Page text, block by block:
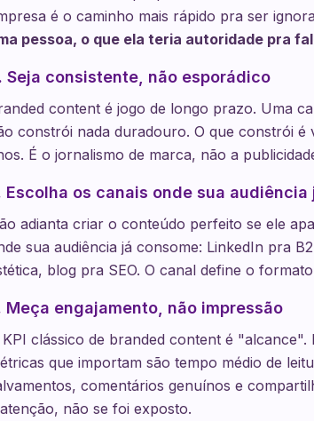
é o caminho mais rápido pra ser
pessoa, o que ela teria autoridade pra
Seja consistente, não esporádico
content é jogo de longo prazo. Uma
constrói nada duradouro. O que constrói
É o jornalismo de marca, não a
Escolha os canais onde sua audiência
adianta criar o conteúdo perfeito se ele
sua audiência já consome: LinkedIn pra
blog pra SEO. O canal define o
Meça engajamento, não impressão
KPI clássico de branded content é
que importam são tempo médio de
comentários genuínos e
não se foi exposto.